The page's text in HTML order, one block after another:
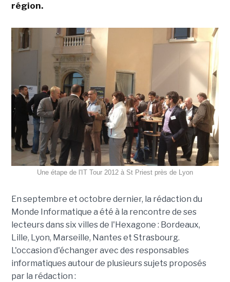
région.
Une étape de l'IT Tour 2012 à St Priest près de Lyon
En septembre et octobre dernier, la rédaction du
Monde Informatique a été à la rencontre de ses
lecteurs dans six villes de l'Hexagone : Bordeaux,
Lille, Lyon, Marseille, Nantes et Strasbourg.
L'occasion d'échanger avec des responsables
informatiques autour de plusieurs sujets proposés
par la rédaction :